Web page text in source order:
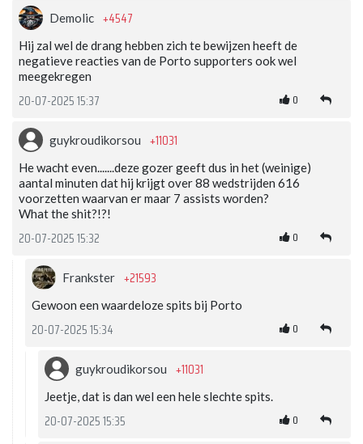
Demolic +4547
Hij zal wel de drang hebben zich te bewijzen heeft de
negatieve reacties van de Porto supporters ook wel
meegekregen
20-07-2025 15:37 0
guykroudikorsou +11031
He wacht even.......deze gozer geeft dus in het (weinige)
aantal minuten dat hij krijgt over 88 wedstrijden 616
voorzetten waarvan er maar 7 assists worden?
What the shit?!?!
20-07-2025 15:32 0
Frankster +21593
Gewoon een waardeloze spits bij Porto
20-07-2025 15:34 0
guykroudikorsou +11031
Jeetje, dat is dan wel een hele slechte spits.
20-07-2025 15:35 0